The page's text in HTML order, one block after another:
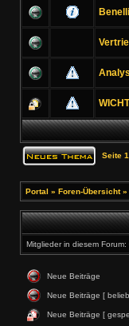
Seite 1
Portal » Foren-Übersicht»
Mitglieder in diesem Forum:
Neue Beiträge
Neue Beiträge [
Neue Beiträge [